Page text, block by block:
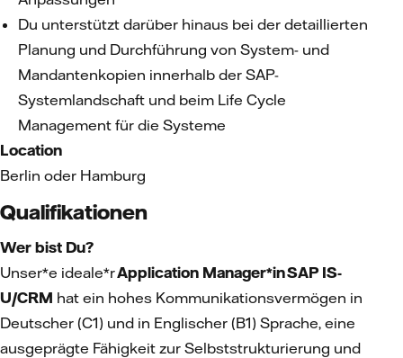
Du unterstützt darüber hinaus bei der detaillierten
Planung und Durchführung von System- und
Mandantenkopien innerhalb der SAP-
Systemlandschaft und beim Life Cycle
Management für die Systeme
Location
Berlin oder Hamburg
Qualifikationen
Wer bist Du?
Unser*e ideale*rApplication Manager*in SAP IS-
U/CRM hat ein hohes Kommunikationsvermögen in
Deutscher (C1) und in Englischer (B1) Sprache, eine
ausgeprägte Fähigkeit zur Selbststrukturierung und